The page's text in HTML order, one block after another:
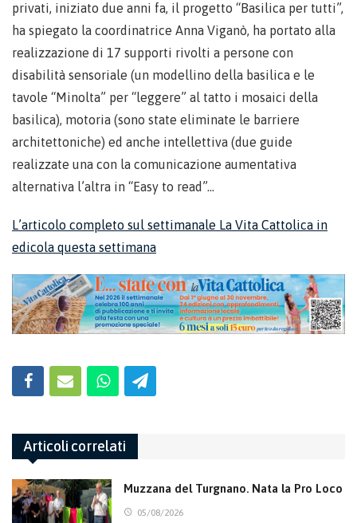
privati, iniziato due anni fa, il progetto “Basilica per tutti”,
ha spiegato la coordinatrice Anna Viganò, ha portato alla
realizzazione di 17 supporti rivolti a persone con
disabilità sensoriale (un modellino della basilica e le
tavole “Minolta” per “leggere” al tatto i mosaici della
basilica), motoria (sono state eliminate le barriere
architettoniche) ed anche intellettiva (due guide
realizzate una con la comunicazione aumentativa
alternativa l’altra in “Easy to read”…
L’articolo completo sul settimanale La Vita Cattolica in
edicola questa settimana
Articoli correlati
Muzzana del Turgnano. Nata la Pro Loco
05/08/2026